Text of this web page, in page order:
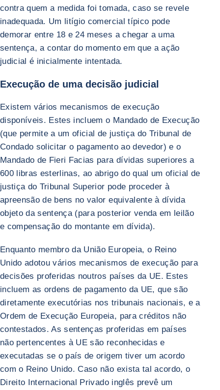
contra quem a medida foi tomada, caso se revele
inadequada. Um litígio comercial típico pode
demorar entre 18 e 24 meses a chegar a uma
sentença, a contar do momento em que a ação
judicial é inicialmente intentada.
Execução de uma decisão judicial
Existem vários mecanismos de execução
disponíveis. Estes incluem o Mandado de Execução
(que permite a um oficial de justiça do Tribunal de
Condado solicitar o pagamento ao devedor) e o
Mandado de Fieri Facias para dívidas superiores a
600 libras esterlinas, ao abrigo do qual um oficial de
justiça do Tribunal Superior pode proceder à
apreensão de bens no valor equivalente à dívida
objeto da sentença (para posterior venda em leilão
e compensação do montante em dívida).
Enquanto membro da União Europeia, o Reino
Unido adotou vários mecanismos de execução para
decisões proferidas noutros países da UE. Estes
incluem as ordens de pagamento da UE, que são
diretamente executórias nos tribunais nacionais, e a
Ordem de Execução Europeia, para créditos não
contestados. As sentenças proferidas em países
não pertencentes à UE são reconhecidas e
executadas se o país de origem tiver um acordo
com o Reino Unido. Caso não exista tal acordo, o
Direito Internacional Privado inglês prevê um